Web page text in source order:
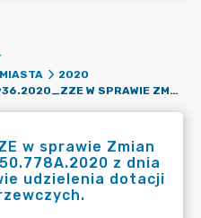
2020
OR.0050.936.2020_ZZE W SPRAWIE ZMIAN ZARZĄDZENIA NR OR.0050.778A.2020 Z DNIA 29.06.2020 R. W SPRAWIE UDZIELENIA DOTACJI DO WYMIANY KOTŁÓW GRZEWCZYCH.
w sprawie Zmian
z dnia
udzielenia dotacji